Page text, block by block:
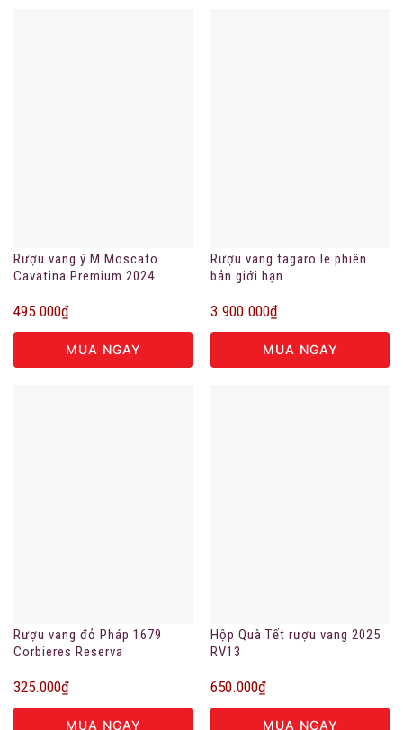
Rượu vang ý M Moscato
Cavatina Premium 2024
495.000₫
MUA NGAY
Rượu vang tagaro le phiên
bản giới hạn
3.900.000₫
MUA NGAY
Rượu vang đỏ Pháp 1679
Corbieres Reserva
325.000₫
MUA NGAY
Hộp Quà Tết rượu vang 2025
RV13
650.000₫
MUA NGAY